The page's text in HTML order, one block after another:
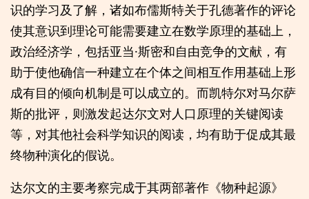
识的学习及了解，诸如布儒斯特关于孔德著作的评论
使其意识到理论可能需要建立在数学原理的基础上，
政治经济学，包括亚当·斯密和自由竞争的文献，有
助于使他确信一种建立在个体之间相互作用基础上形
成有目的倾向机制是可以成立的。而凯特尔对马尔萨
斯的批评，则激发起达尔文对人口原理的关键阅读
等，对其他社会科学知识的阅读，均有助于促成其最
终物种演化的假说。
达尔文的主要考察完成于其两部著作《物种起源》